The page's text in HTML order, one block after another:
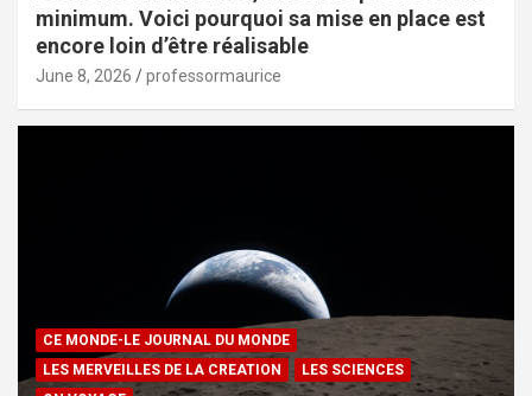
minimum. Voici pourquoi sa mise en place est
encore loin d’être réalisable
June 8, 2026 professormaurice
CE MONDE-LE JOURNAL DU MONDE
LES MERVEILLES DE LA CREATION
LES SCIENCES